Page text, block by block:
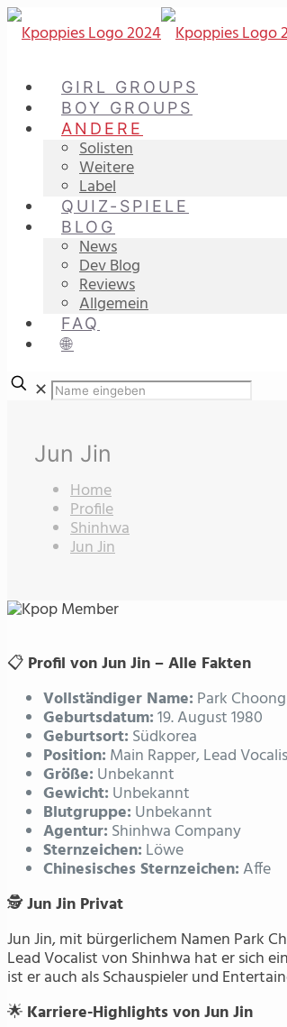
GIRL GROUPS
BOY GROUPS
ANDERE
Solisten
Weitere
Label
QUIZ-SPIELE
BLOG
News
Dev Blog
Reviews
Allgemein
FAQ
🌐
✕
Jun Jin
Home
Profile
Shinhwa
Jun Jin
📋 Profil von Jun Jin – Alle Fakten
Vollständiger Name: Park
Geburtsdatum:19. August 1980
Geburtsort: Südkorea
Position: Main Rapper, Lead
Größe: Unbekannt
Gewicht: Unbekannt
Blutgruppe: Unbekannt
Agentur: Shinhwa Company
Sternzeichen: Löwe
Chinesisches Sternzeichen:Affe
🕵️Jun Jin Privat
Jun Jin, mit bürgerlichem Namen Park
Lead Vocalist von Shinhwa hat er sich
ist er auch als Schauspieler und
🌟 Karriere-Highlights von Jun Jin